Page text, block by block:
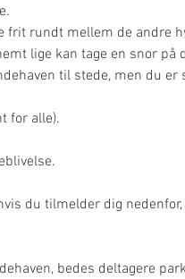
frit rundt mellem de andre
lige kan tage en snor
til stede, men du er
for alle).
du tilmelder dig
bedes deltagere